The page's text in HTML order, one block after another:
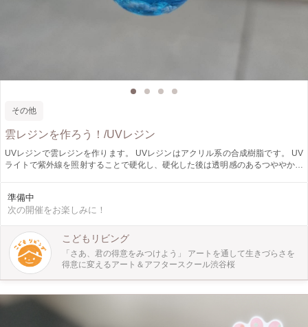
その他
雲レジンを作ろう！/UVレジン
UVレジンで雲レジンを作ります。 UVレジンはアクリル系の合成樹脂です。 UV
ライトで紫外線を照射することで硬化し、硬化した後は透明感のあるつややかな
雲を浮かべて作ります。 ピンセットを使う細かい作業ですが、できあがりは空
を結晶にして閉じ込めたような美しさです。 自分だけの青空をつくって夏休み
準備中
次の開催をお楽しみに！
こどもリビング
「さあ、君の得意をみつけよう」 アートを通して生きづらさを
得意に変えるアート＆アフタースクール渋谷桜